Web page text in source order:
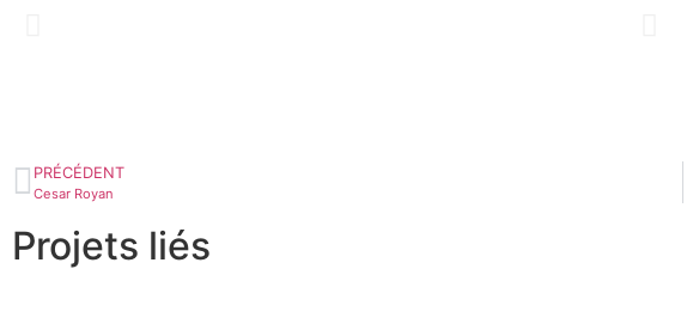
PRÉCÉDENT
Cesar Royan
Projets liés